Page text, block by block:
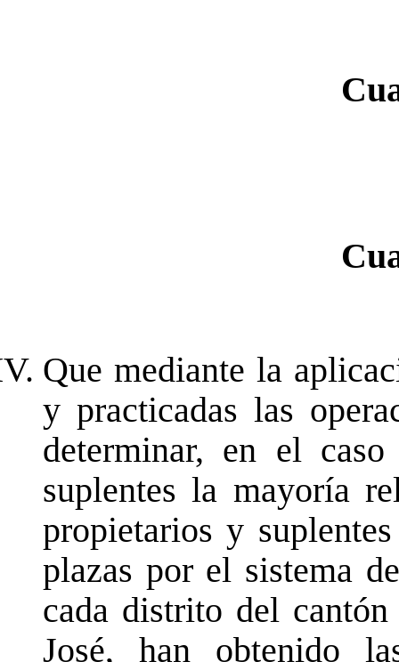
Que mediante la
y practicadas las
determinar, en el
suplentes la mayoría
propietarios y
plazas por el sistema
cada distrito del
José, han obtenido